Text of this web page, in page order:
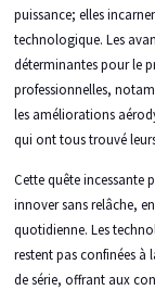
puissance; elles
technologique. Les
déterminantes pour le
professionnelles,
les améliorations
qui ont tous trouvé
Cette quête incessante
innover sans relâche,
quotidienne. Les
restent pas confinées à
de série, offrant aux